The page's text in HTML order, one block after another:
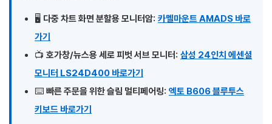
🖥️ 다중 차트 화면 분할용 모니터암: 카멜마운트 AMADS 바로
가기
📺 호가창/뉴스용 세로 피벗 서브 모니터: 삼성 24인치 에센셜
모니터 LS24D400 바로가기
⌨️ 빠른 주문을 위한 슬림 멀티페어링: 엑토 B606 블루투스
키보드 바로가기